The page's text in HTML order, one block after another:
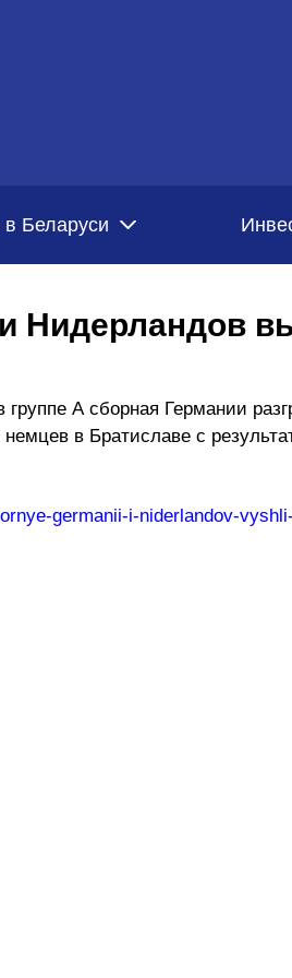
в Беларуси
Нидерландов
А сборная Германии
в Братиславе с
germanii-i-niderlandov-